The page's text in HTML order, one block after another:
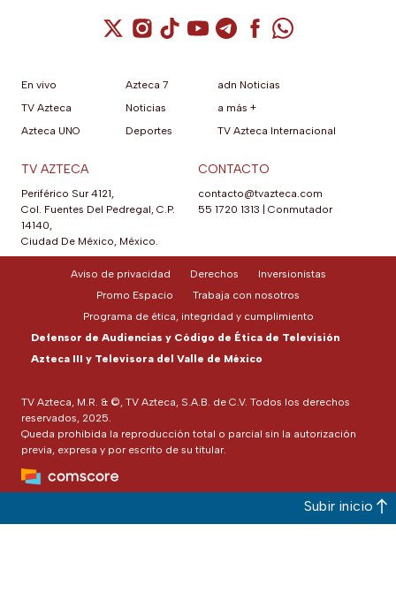
Cuenta de X / Twitter (se abre en una
Cuenta de Instagram (se abre en una
Cuenta de TikTok (se abre en
Cuenta de YouTube (se abre
Cuenta de Telegram (se
Cuenta de
Cuenta de
En vivo
TV Azteca
Azteca UNO
Azteca 7
Noticias
Deportes
adn Noticias
a más +
TV Azteca Internacional
TV AZTECA
Periférico Sur 4121,
Col. Fuentes Del Pedregal, C.P.
14140,
Ciudad De México, México.
CONTACTO
contacto@tvazteca.com
55 1720 1313
Conmutador
TV Azteca, M.R. & ©, TV Azteca, S.A.B. de C.V. Todos los derechos
reservados, 2025.
Queda prohibida la reproducción total o parcial sin la autorización
previa, expresa y por escrito de su titular.
Aviso de privacidad Derechos
Inversionistas
Promo Espacio
Trabaja con nosotros
Programa de ética, integridad y cumplimiento
Defensor de Audiencias y Código de Ética de Televisión
Azteca III y Televisora del Valle de México
Subir inicio